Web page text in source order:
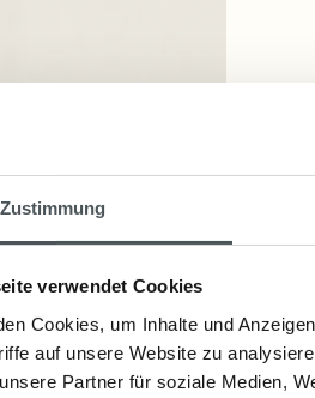
Zustimmung
verwendet Cookies
Cookies, um Inhalte und
auf unsere Website zu
Partner für soziale Medien,